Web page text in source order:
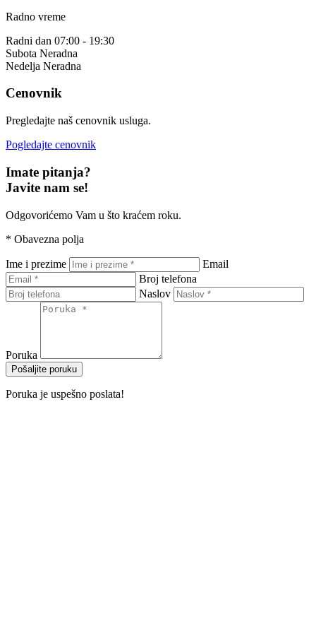
Radno vreme
Radni dan 07:00 - 19:30
Subota Neradna
Nedelja Neradna
Cenovnik
Pregledajte naš cenovnik usluga.
Pogledajte cenovnik
Imate pitanja?
Javite nam se!
Odgovorićemo Vam u što kraćem roku.
* Obavezna polja
Ime i prezime
Email
Broj telefona
Naslov
Poruka
Pošaljite poruku
Poruka je uspešno poslata!